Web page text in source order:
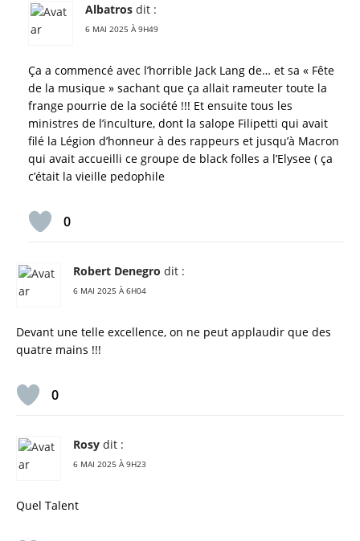
Albatros dit :
6 MAI 2025 À 9H49
Ça a commencé avec l’horrible Jack Lang de… et sa « Fête
de la musique » sachant que ça allait rameuter toute la
frange pourrie de la société !!! Et ensuite tous les
ministres de l’inculture, dont la salope Filipetti qui avait
filé la Légion d’honneur à des rappeurs et jusqu’à Macron
qui avait accueilli ce groupe de black folles a l’Elysee ( ça
c’était la vieille pedophile
0
Robert Denegro dit :
6 MAI 2025 À 6H04
Devant une telle excellence, on ne peut applaudir que des
quatre mains !!!
0
Rosy dit :
6 MAI 2025 À 9H23
Quel Talent